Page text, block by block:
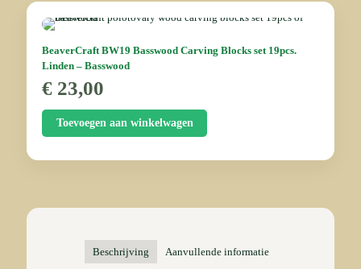
BeaverCraft BW19 Basswood Carving Blocks set 19pcs.
Linden – Basswood
€ 23,00
Toevoegen aan winkelwagen
Beschrijving Aanvullende informatie